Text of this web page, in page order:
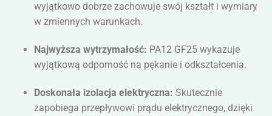
wyjątkowo dobrze zachowuje swój kształt i wymiary
w zmiennych warunkach.
Najwyższa wytrzymałość: PA12 GF25 wykazuje
wyjątkową odporność na pękanie i odkształcenia.
Doskonała izolacja elektryczna: Skutecznie
zapobiega przepływowi prądu elektrycznego, dzięki